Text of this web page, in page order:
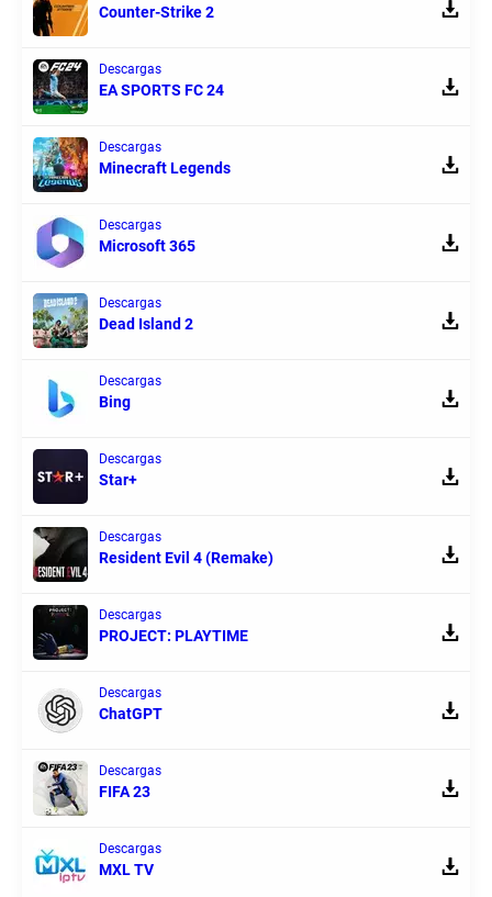
Counter-Strike 2
Descargas
EA SPORTS FC 24
Descargas
Minecraft Legends
Descargas
Microsoft 365
Descargas
Dead Island 2
Descargas
Bing
Descargas
Star+
Descargas
Resident Evil 4 (Remake)
Descargas
PROJECT: PLAYTIME
Descargas
ChatGPT
Descargas
FIFA 23
Descargas
MXL TV